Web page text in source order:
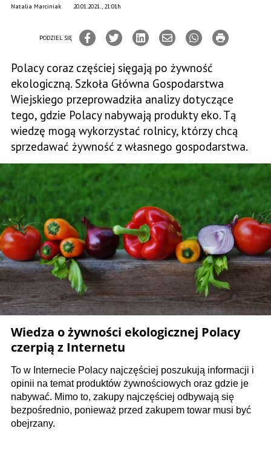
20.01.2021., 21:01h
Natalia Marciniak
PODZIEL SIĘ
Polacy coraz częściej sięgają po żywność
ekologiczną. Szkoła Główna Gospodarstwa
Wiejskiego przeprowadziła analizy dotyczące
tego, gdzie Polacy nabywają produkty eko. Tą
wiedzę mogą wykorzystać rolnicy, którzy chcą
sprzedawać żywność z własnego gospodarstwa.
Wiedza o żywności ekologicznej Polacy
czerpią z Internetu
To w Internecie Polacy najczęściej poszukują informacji i
opinii na temat produktów żywnościowych oraz gdzie je
nabywać. Mimo to, zakupy najczęściej odbywają się
bezpośrednio, ponieważ przed zakupem towar musi być
obejrzany.